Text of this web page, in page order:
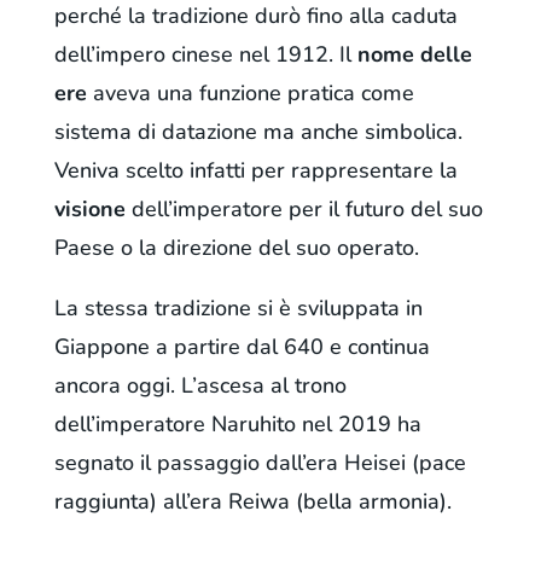
perché la tradizione durò fino alla caduta
dell’impero cinese nel 1912. Il nome delle
ere aveva una funzione pratica come
sistema di datazione ma anche simbolica.
Veniva scelto infatti per rappresentare la
visione dell’imperatore per il futuro del suo
Paese o la direzione del suo operato.
La stessa tradizione si è sviluppata in
Giappone a partire dal 640 e continua
ancora oggi. L’ascesa al trono
dell’imperatore Naruhito nel 2019 ha
segnato il passaggio dall’era Heisei (pace
raggiunta) all’era Reiwa (bella armonia).